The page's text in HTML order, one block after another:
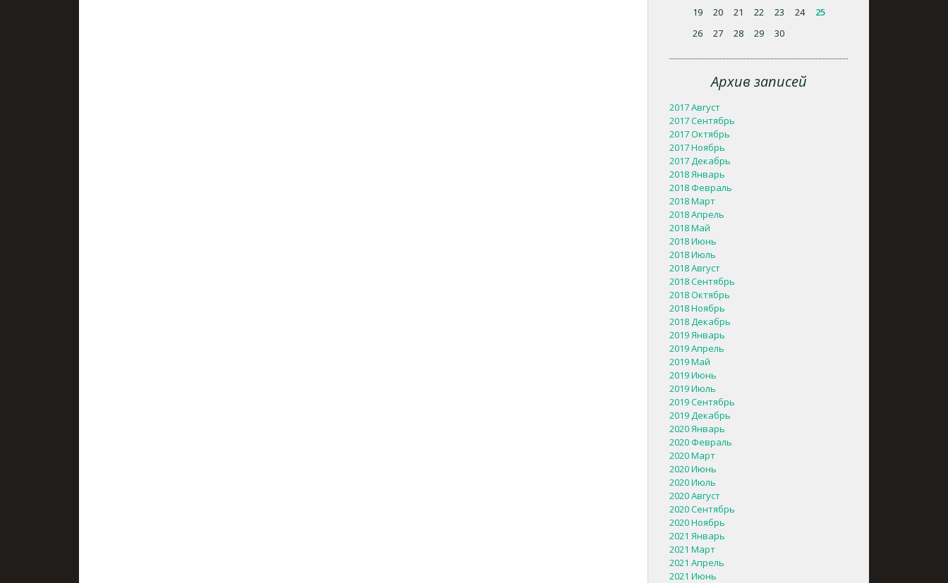
19
20 21 22 23 24
25
26
27 28 29 30
Архив записей
2017 Август
2017 Сентябрь
2017 Октябрь
2017 Ноябрь
2017 Декабрь
2018 Январь
2018 Февраль
2018 Март
2018 Апрель
2018 Май
2018 Июнь
2018 Июль
2018 Август
2018 Сентябрь
2018 Октябрь
2018 Ноябрь
2018 Декабрь
2019 Январь
2019 Апрель
2019 Май
2019 Июнь
2019 Июль
2019 Сентябрь
2019 Декабрь
2020 Январь
2020 Февраль
2020 Март
2020 Июнь
2020 Июль
2020 Август
2020 Сентябрь
2020 Ноябрь
2021 Январь
2021 Март
2021 Апрель
2021 Июнь